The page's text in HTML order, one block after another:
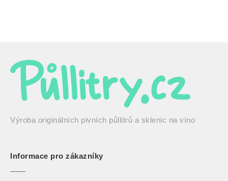
Výroba originálních pivních půllitrů a sklenic na víno
Informace pro zákazníky